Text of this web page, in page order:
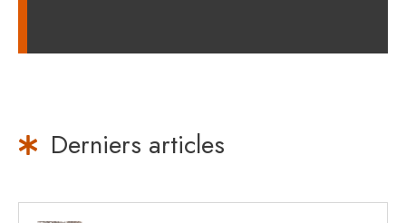
Derniers articles